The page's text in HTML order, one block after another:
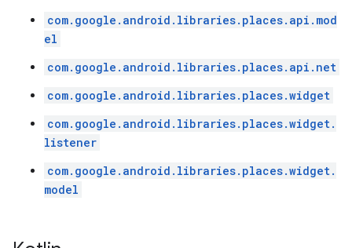
com.google.android.libraries.places.api.mod
el
com.google.android.libraries.places.api.net
com.google.android.libraries.places.widget
com.google.android.libraries.places.widget.
listener
com.google.android.libraries.places.widget.
model